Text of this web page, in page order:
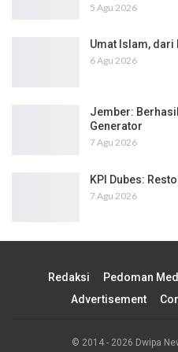
5 Agu 2026
Umat Islam,
6 Agu 2026
Jember:
Generator
7 Agu 2026
KPI Dubes:
7 Agu 2026
Redaksi Pedoman
Advertisement
© 2014 - 2026 Dwipa